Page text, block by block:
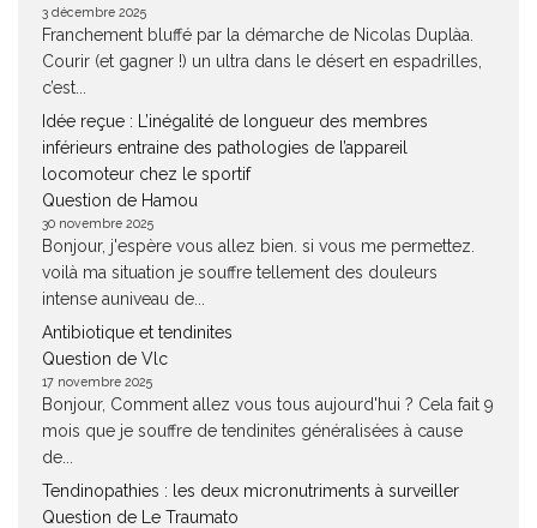
3 décembre 2025
Franchement bluffé par la démarche de Nicolas Duplàa.
Courir (et gagner !) un ultra dans le désert en espadrilles,
c’est...
Idée reçue : L’inégalité de longueur des membres
inférieurs entraine des pathologies de l’appareil
locomoteur chez le sportif
Question de Hamou
30 novembre 2025
Bonjour, j'espère vous allez bien. si vous me permettez.
voilà ma situation je souffre tellement des douleurs
intense auniveau de...
Antibiotique et tendinites
Question de Vlc
17 novembre 2025
Bonjour, Comment allez vous tous aujourd'hui ? Cela fait 9
mois que je souffre de tendinites généralisées à cause
de...
Tendinopathies : les deux micronutriments à surveiller
Question de Le Traumato